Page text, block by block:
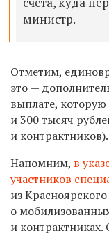
министр.
Отметим,
это —
выплате,
и 300 тысяч
и контрактников).
Напомним, в
участников
из
о
и контрактниках.